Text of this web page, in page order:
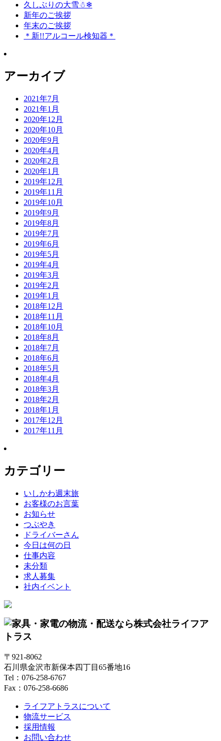
久しぶりの大雪☃❄
新年のご挨拶
年末のご挨拶
＊新!!アルコール検知器＊
アーカイブ
2021年7月
2021年1月
2020年12月
2020年10月
2020年9月
2020年4月
2020年2月
2020年1月
2019年12月
2019年11月
2019年10月
2019年9月
2019年8月
2019年7月
2019年6月
2019年5月
2019年4月
2019年3月
2019年2月
2019年1月
2018年12月
2018年11月
2018年10月
2018年8月
2018年7月
2018年6月
2018年5月
2018年4月
2018年3月
2018年2月
2018年1月
2017年12月
2017年11月
カテゴリー
いしかわ週末旅
お客様のお言葉
お知らせ
つぶやき
ドライバーさん
今日は何の日
仕事内容
未分類
求人募集
社内イベント
〒921-8062
石川県金沢市新保本四丁目65番地16
Tel：076-258-6767
Fax：076-258-6686
ライフアトラスについて
物流サービス
採用情報
お問い合わせ